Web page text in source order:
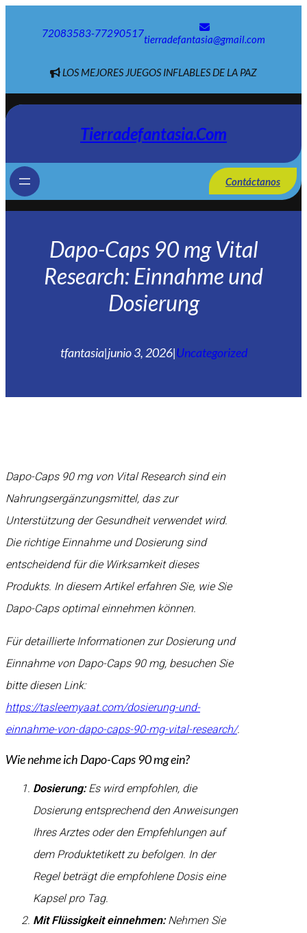
72083583-77290517tierradefantasia@gmail.com
LOS MEJORES JUEGOS INFLABLES DE LA PAZ
Tierradefantasia.com
Contáctanos
Dapo-Caps 90 mg Vital
Research: Einnahme und
Dosierung
tfantasia|junio 3, 2026|Uncategorized
Dapo-Caps 90 mg von Vital Research sind ein
Nahrungsergänzungsmittel, das zur
Unterstützung der Gesundheit verwendet wird.
Die richtige Einnahme und Dosierung sind
entscheidend für die Wirksamkeit dieses
Produkts. In diesem Artikel erfahren Sie, wie Sie
Dapo-Caps optimal einnehmen können.
Für detaillierte Informationen zur Dosierung und
Einnahme von Dapo-Caps 90 mg, besuchen Sie
bitte diesen Link:
https://tasleemyaat.com/dosierung-und-
einnahme-von-dapo-caps-90-mg-vital-research/.
Wie nehme ich Dapo-Caps 90 mg ein?
Dosierung:Es wird empfohlen, die
Dosierung entsprechend den Anweisungen
Ihres Arztes oder den Empfehlungen auf
dem Produktetikett zu befolgen. In der
Regel beträgt die empfohlene Dosis eine
Kapsel pro Tag.
Mit Flüssigkeit einnehmen:Nehmen Sie